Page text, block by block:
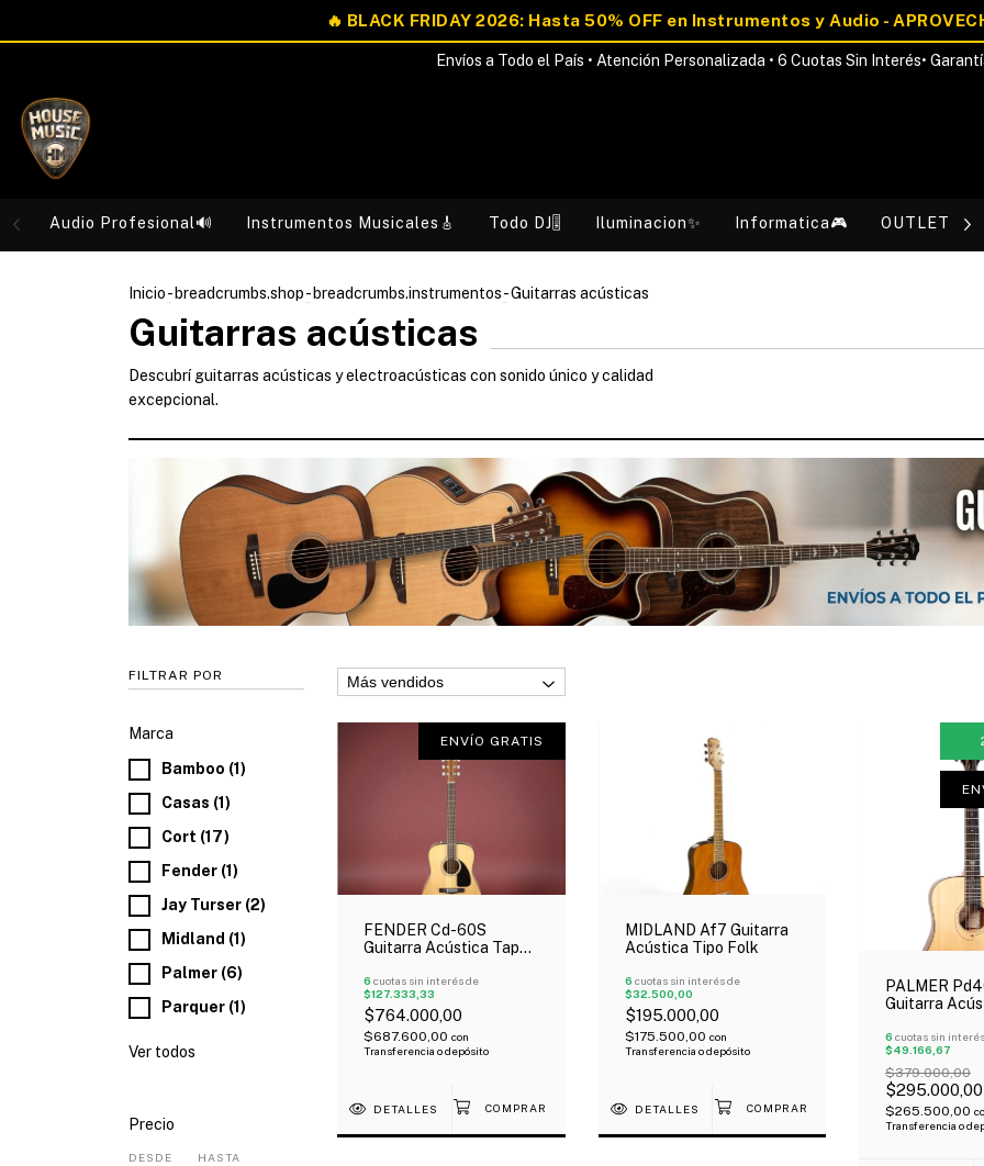
Envíos a Todo el País • Atención Personalizada • 6 Cuotas Sin Interés•
Audio Profesional🔊 Instrumentos Musicales🎸 Todo DJ🎚️ Iluminacion✨ Informatica🎮 OUTLET💰
Inicio- breadcrumbs.shop- breadcrumbs.instrumentos-Guitarras acústicas
Guitarras acústicas
Descubrí guitarras acústicas y electroacústicas con sonido único y calidad
excepcional.
FILTRAR POR
Marca
Bamboo (1)
Casas (1)
Cort (17)
Fender (1)
Jay Turser (2)
Midland (1)
Palmer (6)
Parquer (1)
Ver todos
Precio
DESDE HASTA
ENVÍO GRATIS
FENDER Cd-60S
Guitarra Acústica Tapa
6 cuotas sin interés de
$127.333,33
$764.000,00
$687.600,00 con
Transferencia o depósito
DETALLES
MIDLAND Af7 Guitarra
Acústica Tipo Folk
6 cuotas sin interés de
$32.500,00
$195.000,00
$175.500,00 con
Transferencia o depósito
DETALLES
PALMER
Guitarra
Abeto Poro
6 cuotas sin
$49.166,67
$379.000,00
$295.000,00
$265.500,00
Transferencia o